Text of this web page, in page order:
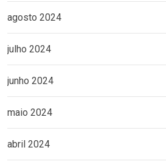
agosto 2024
julho 2024
junho 2024
maio 2024
abril 2024